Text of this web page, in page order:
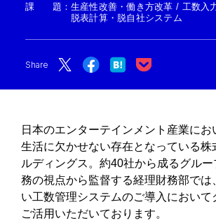
課題 ： 生産性改善・働き方改革 / 工数入
脱表計算・脱自社システム
Share
日本のエンターテインメント産業にお
生活に欠かせない存在となっている株
ルディングス。約40社から成るグル
務の視点から監督する経理財務部では
い工数管理システムのご導入において
ご活用いただいております。